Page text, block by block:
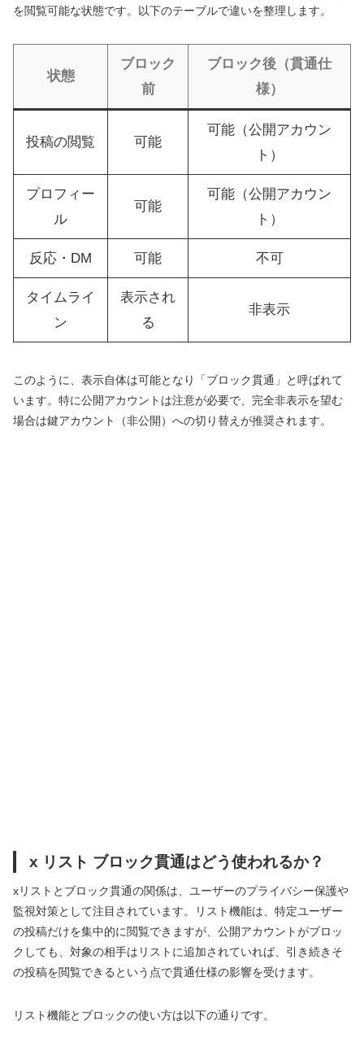
を閲覧可能な状態です。以下のテーブルで違いを整理します。
状態
ブロック
前
ブロック後（貫通仕
様）
投稿の閲覧 可能
可能（公開アカウン
ト）
プロフィー
ル
可能
可能（公開アカウン
ト）
反応・DM 可能 不可
タイムライ
ン
表示され
る
非表示
このように、表示自体は可能となり「ブロック貫通」と呼ばれて
います。特に公開アカウントは注意が必要で、完全非表示を望む
場合は鍵アカウント（非公開）への切り替えが推奨されます。
x リスト ブロック貫通はどう使われるか？
xリストとブロック貫通の関係は、ユーザーのプライバシー保護や
監視対策として注目されています。リスト機能は、特定ユーザー
の投稿だけを集中的に閲覧できますが、公開アカウントがブロッ
クしても、対象の相手はリストに追加されていれば、引き続きそ
の投稿を閲覧できるという点で貫通仕様の影響を受けます。
リスト機能とブロックの使い方は以下の通りです。